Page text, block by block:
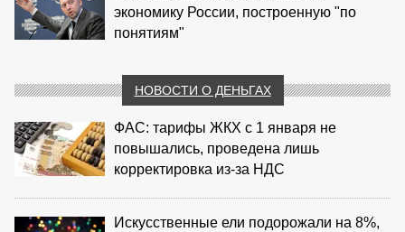
экономику России, построенную "по
понятиям"
НОВОСТИ О ДЕНЬГАХ
ФАС: тарифы ЖКХ с 1 января не
повышались, проведена лишь
корректировка из‑за НДС
Искусственные ели подорожали на 8%,